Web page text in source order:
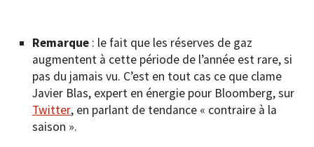
Remarque : le fait que les réserves de gaz
augmentent à cette période de l’année est rare, si
pas du jamais vu. C’est en tout cas ce que clame
Javier Blas, expert en énergie pour Bloomberg, sur
Twitter, en parlant de tendance « contraire à la
saison ».